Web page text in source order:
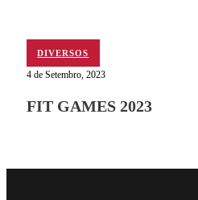
DIVERSOS
4 de Setembro, 2023
FIT GAMES 2023